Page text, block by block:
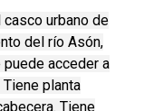
urbano de
del río Asón,
acceder a
planta
Tiene